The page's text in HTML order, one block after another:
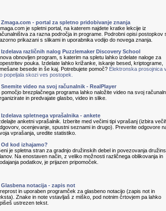
Zmaga.com - portal za spletno pridobivanje znanja
je spletni portal, na katerem najdete kratke lekcije iz
za razna področja in programe. Podrobni opisi postopkov
prikazani s slikami in uporabnika vodijo do novega znanja.
Izdelava različnih nalog Puzzlemaker Discovery School
obnovljen program, s katerim na spletu lahko izdelate naloge za
pouka. Izdelate lahko križanke, iskanje besed, kriptograme,
besede in še kaj. Potrebujete pomoč? Elektronska prosojnica
popeljala skozi ves postopek.
Snemite video na svoj računalnik - RealPlayer
pomočjo brezplačnega programa lahko naložite video na svoj
in predvajate glasbo, video in slike.
Izdelava spletnega vprašalnika - ankete
anketni vprašalnik. Izberite med večimi tipi vprašanj (izbira
ocenjevanje, spustni seznami in drugo). Preverite odgovore
vprašanja, uredite statistiko.
Od kod izhajamo?
je spletna stran za gradnjo družinskih debel in povezovanja
Na enostaven način, z veliko možnosti različnega oblikovanja in
podatkov, je prijazen pripomoček.
Glasbena notacija - zapis not
in uporaben programček za glasbeno notacijo (zapis not in
Znake in note vstavljaš z miško, pod notnim črtovjem pa lahko
ustrezen tekst.